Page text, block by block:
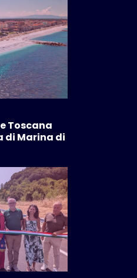
Toscana
di Marina di